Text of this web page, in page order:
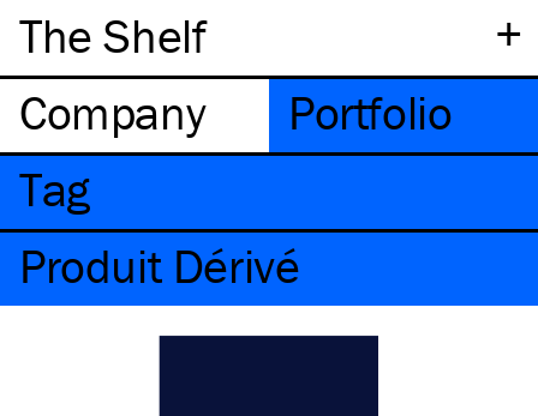
+
The Shelf
Company
Portfolio
Tag
Produit Dérivé